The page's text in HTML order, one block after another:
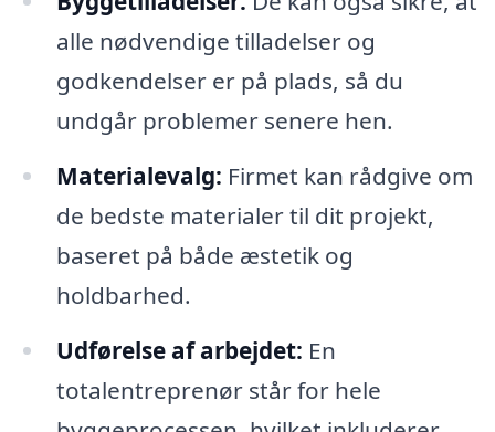
alle nødvendige tilladelser og
godkendelser er på plads, så du
undgår problemer senere hen.
Materialevalg: Firmet kan rådgive om
de bedste materialer til dit projekt,
baseret på både æstetik og
holdbarhed.
Udførelse af arbejdet: En
totalentreprenør står for hele